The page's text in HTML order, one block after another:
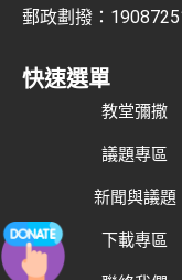
郵政劃撥：
快速選單
教堂彌撒
議題專區
新聞與議題
下載專區